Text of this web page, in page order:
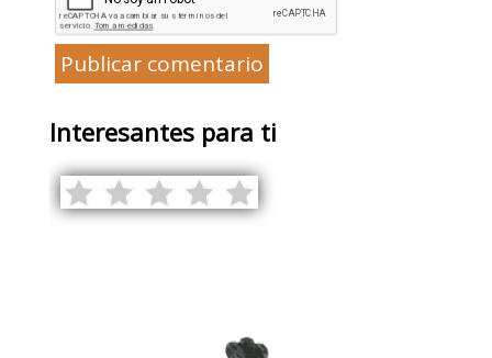
Publicar comentario
Interesantes para ti